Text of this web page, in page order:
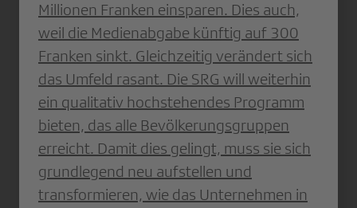
Millionen Franken einsparen. Dies auch,
weil die Medienabgabe künftig auf 300
Franken sinkt. Gleichzeitig verändert sich
das Umfeld rasant. Die SRG will weiterhin
ein qualitativ hochstehendes Programm
bieten, das alle Bevölkerungsgruppen
erreicht. Damit dies gelingt, muss sie sich
grundlegend neu aufstellen und
transformieren, wie das Unternehmen in